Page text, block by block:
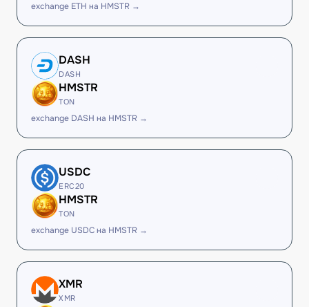
exchange ETH на HMSTR →
DASH
DASH
HMSTR
TON
exchange DASH на HMSTR →
USDC
ERC20
HMSTR
TON
exchange USDC на HMSTR →
XMR
XMR